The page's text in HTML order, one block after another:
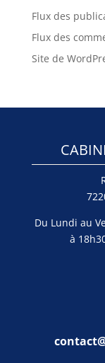
Flux des
Flux des
Site de
Du Lundi au
à